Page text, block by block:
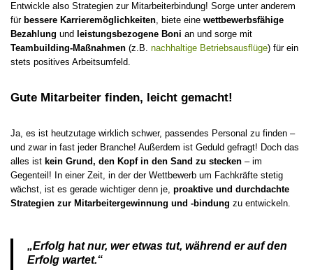
Entwickle also Strategien zur Mitarbeiterbindung! Sorge unter anderem
für bessere Karrieremöglichkeiten, biete eine wettbewerbsfähige
Bezahlung und leistungsbezogene Boni an und sorge mit
Teambuilding-Maßnahmen (z.B. nachhaltige Betriebsausflüge) für ein
stets positives Arbeitsumfeld.
Gute Mitarbeiter finden, leicht gemacht!
Ja, es ist heutzutage wirklich schwer, passendes Personal zu finden –
und zwar in fast jeder Branche! Außerdem ist Geduld gefragt! Doch das
alles ist kein Grund, den Kopf in den Sand zu stecken – im
Gegenteil! In einer Zeit, in der der Wettbewerb um Fachkräfte stetig
wächst, ist es gerade wichtiger denn je, proaktive und durchdachte
Strategien zur Mitarbeitergewinnung und -bindung zu entwickeln.
„Erfolg hat nur, wer etwas tut, während er auf den
Erfolg wartet.“